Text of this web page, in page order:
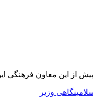
نگاهی وزیر